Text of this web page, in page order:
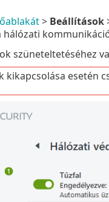
> Beállítások
szüneteltetéséhez
kikapcsolása esetén